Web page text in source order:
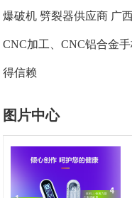
爆破机 劈裂器供应商 广
CNC加工、CNC铝合金
得信赖
图片中心